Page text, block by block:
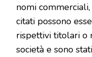
nomi
citati possono
rispettivi titolari o
società e sono